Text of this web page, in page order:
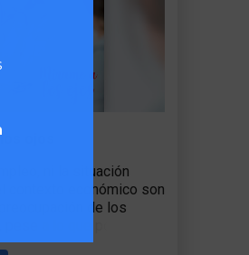
ojos
ni la situación
contexto económico son
preocupación de los
los